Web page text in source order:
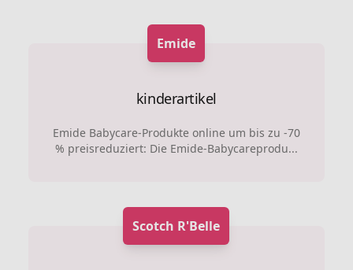
Emide
kinderartikel
Emide Babycare-Produkte online um bis zu -70
% preisreduziert: Die Emide-Babycareprodu...
Scotch R'Belle